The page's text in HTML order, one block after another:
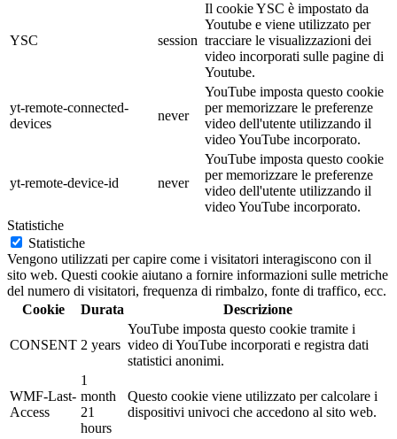
YSC session
Il cookie YSC è impostato da
Youtube e viene utilizzato per
tracciare le visualizzazioni dei
video incorporati sulle pagine di
Youtube.
yt-remote-connected-
devices
never
YouTube imposta questo cookie
per memorizzare le preferenze
video dell'utente utilizzando il
video YouTube incorporato.
yt-remote-device-id never
YouTube imposta questo cookie
per memorizzare le preferenze
video dell'utente utilizzando il
video YouTube incorporato.
Statistiche
Statistiche
Vengono utilizzati per capire come i visitatori interagiscono con il
sito web. Questi cookie aiutano a fornire informazioni sulle metriche
del numero di visitatori, frequenza di rimbalzo, fonte di traffico, ecc.
Cookie
Durata Descrizione
CONSENT 2 years
YouTube imposta questo cookie tramite i
video di YouTube incorporati e registra dati
statistici anonimi.
WMF-Last-
Access
1
month
21
hours
Questo cookie viene utilizzato per calcolare i
dispositivi univoci che accedono al sito web.